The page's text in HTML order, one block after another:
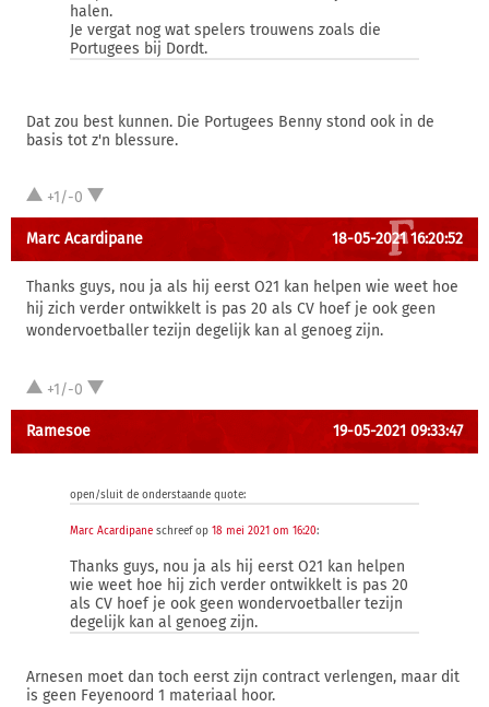
halen.
Je vergat nog wat spelers trouwens zoals die
Portugees bij Dordt.
Dat zou best kunnen. Die Portugees Benny stond ook in de
basis tot z'n blessure.
+1/-0
Marc Acardipane 18-05-2021 16:20:52
Thanks guys, nou ja als hij eerst O21 kan helpen wie weet hoe
hij zich verder ontwikkelt is pas 20 als CV hoef je ook geen
wondervoetballer tezijn degelijk kan al genoeg zijn.
+1/-0
Ramesoe 19-05-2021 09:33:47
open/sluit de onderstaande quote:
Marc Acardipane schreef op 18 mei 2021 om 16:20:
Thanks guys, nou ja als hij eerst O21 kan helpen
wie weet hoe hij zich verder ontwikkelt is pas 20
als CV hoef je ook geen wondervoetballer tezijn
degelijk kan al genoeg zijn.
Arnesen moet dan toch eerst zijn contract verlengen, maar dit
is geen Feyenoord 1 materiaal hoor.